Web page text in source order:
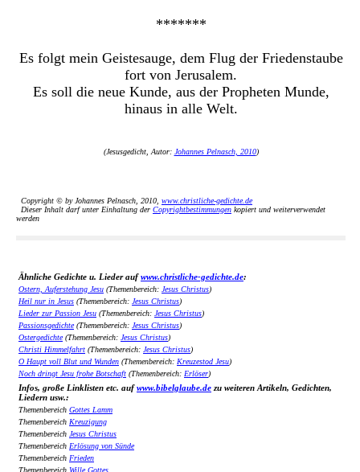
*******
Es folgt mein Geistesauge, dem Flug der Friedenstaube
fort von Jerusalem.
Es soll die neue Kunde, aus der Propheten Munde,
hinaus in alle Welt.
(Jesusgedicht, Autor: Johannes Pelnasch, 2010)
Copyright © by Johannes Pelnasch, 2010, www.christliche-gedichte.de
Dieser Inhalt darf unter Einhaltung der Copyrightbestimmungen kopiert und weiterverwendet
werden
Ähnliche Gedichte u. Lieder aufwww.christliche-gedichte.de:
Ostern, Auferstehung Jesu (Themenbereich: Jesus Christus)
Heil nur in Jesus (Themenbereich: Jesus Christus)
Lieder zur Passion Jesu (Themenbereich: Jesus Christus)
Passionsgedichte(Themenbereich: Jesus Christus)
Ostergedichte(Themenbereich: Jesus Christus)
Christi Himmelfahrt (Themenbereich: Jesus Christus)
O Haupt voll Blut und Wunden (Themenbereich: Kreuzestod Jesu)
Noch dringt Jesu frohe Botschaft (Themenbereich: Erlöser)
Infos, große Linklisten etc. aufwww.bibelglaube.de zu weiteren Artikeln, Gedichten,
Liedern usw.:
Themenbereich Gottes Lamm
Themenbereich Kreuzigung
Themenbereich Jesus Christus
Themenbereich Erlösung von Sünde
Themenbereich Frieden